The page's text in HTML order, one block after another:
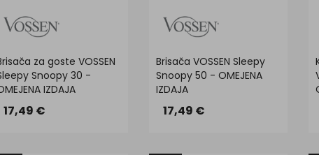
za goste VOSSEN
Snoopy 30 -
IZDAJA
17,49 €
Brisača VOSSEN Sleepy
Snoopy 50 - OMEJENA
IZDAJA
17,49 €